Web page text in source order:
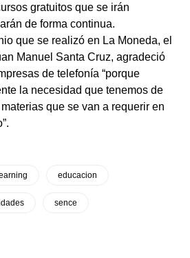
gratuitos que se irán
de forma continua.
que se realizó en La Moneda, el
Manuel Santa Cruz, agradeció
de telefonía “porque
la necesidad que tenemos de
que se van a requerir en
educacion
sence